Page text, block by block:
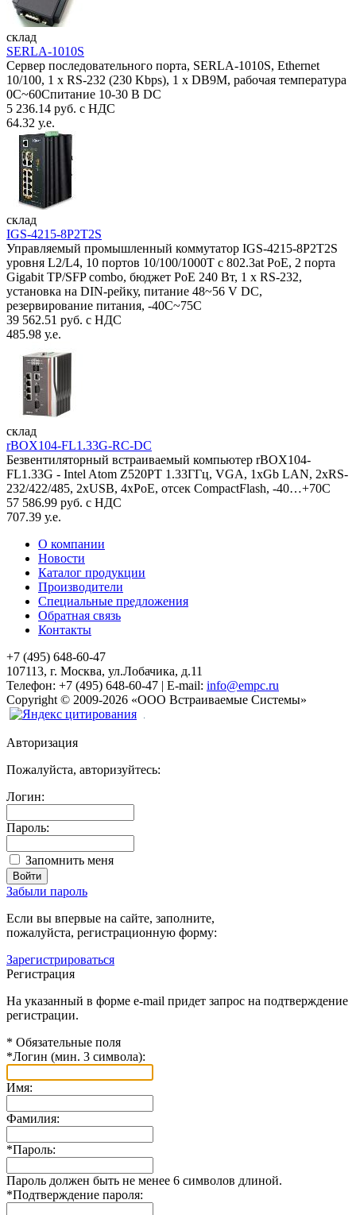
склад
SERLA-1010S
Сервер последовательного порта, SERLA-1010S, Ethernet
10/100, 1 x RS-232 (230 Kbps), 1 x DB9M, рабочая температура
0C~60Спитание 10-30 В DC
5 236.14 руб. с НДС
64.32 у.е.
склад
IGS-4215-8P2T2S
Управляемый промышленный коммутатор IGS-4215-8P2T2S
уровня L2/L4, 10 портов 10/100/1000T с 802.3at PoE, 2 порта
Gigabit TP/SFP combo, бюджет PoE 240 Вт, 1 x RS-232,
установка на DIN-рейку, питание 48~56 V DC,
резервирование питания, -40С~75C
39 562.51 руб. с НДС
485.98 у.е.
склад
rBOX104-FL1.33G-RC-DC
Безвентиляторный встраиваемый компьютер rBOX104-
FL1.33G - Intel Atom Z520PT 1.33ГГц, VGA, 1xGb LAN, 2xRS-
232/422/485, 2xUSB, 4xPoE, отсек CompactFlash, -40…+70C
57 586.99 руб. с НДС
707.39 у.е.
О компании
Новости
Каталог продукции
Производители
Специальные предложения
Обратная связь
Контакты
+7 (495) 648-60-47
107113, г. Москва, ул.Лобачика, д.11
Телефон: +7 (495) 648-60-47 | E-mail: info@empc.ru
Copyright © 2009-2026 «ООО Встраиваемые Системы»
Авторизация
Пожалуйста, авторизуйтесь:
Логин:
Пароль:
Запомнить меня
Забыли пароль
Если вы впервые на сайте, заполните,
пожалуйста, регистрационную форму:
Зарегистрироваться
Регистрация
На указанный в форме e-mail придет запрос на подтверждение
регистрации.
* Обязательные поля
*Логин (мин. 3 символа):
Имя:
Фамилия:
*Пароль:
Пароль должен быть не менее 6 символов длиной.
*Подтверждение пароля: